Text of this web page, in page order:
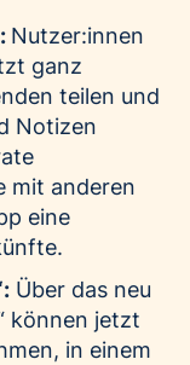
Nutzer:innen
ganz
teilen und
Notizen
mit anderen
eine
Über das neu
können jetzt
in einem